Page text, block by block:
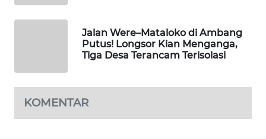
Jalan Were–Mataloko di Ambang
Putus! Longsor Kian Menganga,
Tiga Desa Terancam Terisolasi
KOMENTAR
AKHLAK
ID
PERAPKI